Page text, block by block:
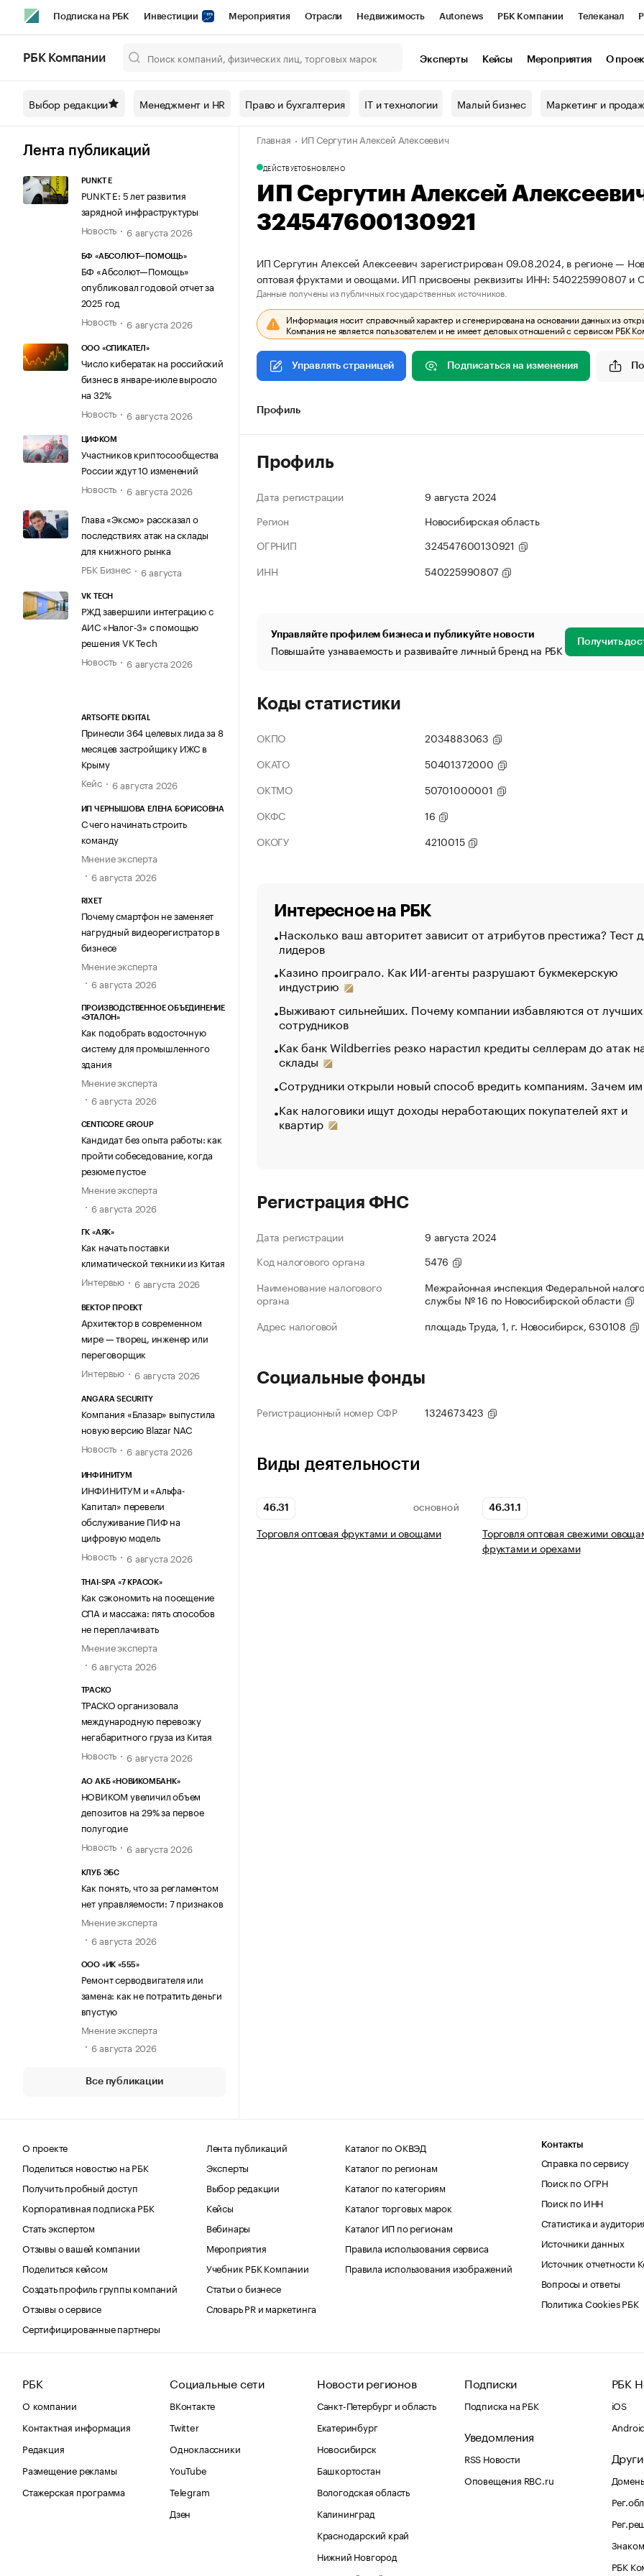
Подписка на РБК Инвестиции Мероприятия Отрасли Недвижимость Autonews РБК Компании Телеканал
Спецпроекты СПб Конференции СПб Спецпроекты Проверка контрагентов
Технологии и медиа Рынок наличной валюты
РБК Компании Эксперты Кейсы Мероприятия О
Выбор редакции Менеджмент и HR Право и бухгалтерия IT и технологии Малый бизнес Маркетинг и
Лента публикаций
PUNKT E
PUNKT E: 5 лет развития
зарядной инфраструктуры
Новость
6 августа 2026
БФ «АБСОЛЮТ—ПОМОЩЬ»
БФ «Абсолют—Помощь»
опубликовал годовой отчет за
2025 год
Новость
6 августа 2026
ООО «СПИКАТЕЛ»
Число кибератак на российский
бизнес в январе-июле выросло
на 32%
Новость
6 августа 2026
ЦИФКОМ
Участников криптосообщества
России ждут 10 изменений
Новость
6 августа 2026
Глава «Эксмо» рассказал о
последствиях атак на склады
для книжного рынка
РБК Бизнес
6 августа
VK TECH
РЖД завершили интеграцию с
АИС «Налог-3» с помощью
решения VK Tech
Новость
6 августа 2026
ARTSOFTE DIGITAL
Принесли 364 целевых лида за 8
месяцев застройщику ИЖС в
Крыму
Кейс
6 августа 2026
ИП ЧЕРНЫШОВА ЕЛЕНА БОРИСОВНА
С чего начинать строить
команду
Мнение эксперта
6 августа 2026
RIXET
Почему смартфон не заменяет
нагрудный видеорегистратор в
бизнесе
Мнение эксперта
6 августа 2026
ПРОИЗВОДСТВЕННОЕ ОБЪЕДИНЕНИЕ
«ЭТАЛОН»
Как подобрать водосточную
систему для промышленного
здания
Мнение эксперта
6 августа 2026
CENTICORE GROUP
Кандидат без опыта работы: как
пройти собеседование, когда
резюме пустое
Мнение эксперта
6 августа 2026
ГК «АЯК»
Как начать поставки
климатической техники из Китая
Интервью
6 августа 2026
ВЕКТОР ПРОЕКТ
Архитектор в современном
мире — творец, инженер или
переговорщик
Интервью
6 августа 2026
ANGARA SECURITY
Компания «Блазар» выпустила
новую версию Blazar NAC
Новость
6 августа 2026
ИНФИНИТУМ
ИНФИНИТУМ и «Альфа-
Капитал» перевели
обслуживание ПИФ на
цифровую модель
Новость
6 августа 2026
THAI-SPA «7 КРАСОК»
Как сэкономить на посещение
СПА и массажа: пять способов
не переплачивать
Мнение эксперта
6 августа 2026
ТРАСКО
ТРАСКО организовала
международную перевозку
негабаритного груза из Китая
Новость
6 августа 2026
АО АКБ «НОВИКОМБАНК»
НОВИКОМ увеличил объем
депозитов на 29% за первое
полугодие
Новость
6 августа 2026
КЛУБ ЭБС
Как понять, что за регламентом
нет управляемости: 7 признаков
Мнение эксперта
6 августа 2026
ООО «ИК «555»
Ремонт серводвигателя или
замена: как не потратить деньги
впустую
Мнение эксперта
6 августа 2026
Все публикации
Главная ИП Сергутин Алексей Алексеевич
ДЕЙСТВУЕТОБНОВЛЕНО
ИП Сергутин Алексей
324547600130921
ИП Сергутин Алексей Алексеевич зарегистрирован 09.08.2024, в регионе —
оптовая фруктами и овощами. ИП присвоены реквизиты ИНН: 540225990807
Данные получены из публичных государственных источников.
Информация носит справочный характер и сгенерирована на основании данных из
Компания не является пользователем и не имеет деловых отношений с сервисом РБК
Управлять страницей Подписаться на изменения
Профиль
Профиль
Дата регистрации
9 августа 2024
Регион
Новосибирская область
ОГРНИП
324547600130921
ИНН
540225990807
Управляйте профилем бизнеса и публикуйте новости
Повышайте узнаваемость и развивайте личный бренд на РБК Получить
Коды статистики
ОКПО
2034883063
ОКАТО
50401372000
ОКТМО
50701000001
ОКФС
16
ОКОГУ
4210015
Интересное на РБК
Насколько ваш авторитет зависит от атрибутов престижа? Тест
лидеров
Казино проиграло. Как ИИ-агенты разрушают букмекерскую
индустрию
Выживают сильнейших. Почему компании избавляются от лучших
сотрудников
Как банк Wildberries резко нарастил кредиты селлерам до атак
склады
Сотрудники открыли новый способ вредить компаниям. Зачем
Как налоговики ищут доходы неработающих покупателей яхт и
квартир
Регистрация ФНС
Дата регистрации
9 августа 2024
Код налогового органа
5476
Наименование налогового
органа
Межрайонная инспекция Федеральной
службы № 16 по Новосибирской области
Адрес налоговой
площадь Труда, 1, г. Новосибирск, 630108
Социальные фонды
Регистрационный номер СФР 1324673423
Виды деятельности
46.31 ОСНОВНОЙ
Торговля оптовая фруктами и овощами
46.31.1
Торговля оптовая свежими
фруктами и орехами
О проекте
Поделиться новостью на РБК
Получить пробный доступ
Корпоративная подписка РБК
Стать экспертом
Отзывы о вашей компании
Поделиться кейсом
Создать профиль группы компаний
Отзывы о сервисе
Сертифицированные партнеры
Лента публикаций
Эксперты
Выбор редакции
Кейсы
Вебинары
Мероприятия
Учебник РБК Компании
Статьи о бизнесе
Словарь PR и маркетинга
Каталог по ОКВЭД
Каталог по регионам
Каталог по категориям
Каталог торговых марок
Каталог ИП по регионам
Правила использования сервиса
Правила использования изображений
Контакты
Справка по сервису
Поиск по ОГРН
Поиск по ИНН
Статистика и
Источники данных
Источник отчетности
Вопросы и ответы
Политика Cookies РБК
РБК
О компании
Контактная информация
Редакция
Размещение рекламы
Стажерская программа
Социальные сети
ВКонтакте
Twitter
Одноклассники
YouTube
Telegram
Дзен
Новости регионов
Санкт-Петербург и область
Екатеринбург
Новосибирск
Башкортостан
Вологодская область
Калининград
Краснодарский край
Нижний Новгород
Подписки
Подписка на РБК
Уведомления
RSS Новости
Оповещения RBC.ru
РБК
iOS
РБК